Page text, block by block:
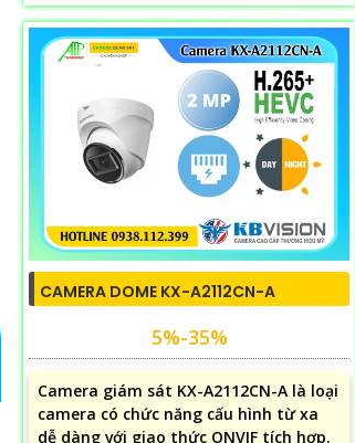
CAMERA DOME KX-A2112CN-A
5%-35%
Camera giám sát KX-A2112CN-A là loại
camera có chức năng cấu hình từ xa
dễ dàng với giao thức ONVIF tích hợp.